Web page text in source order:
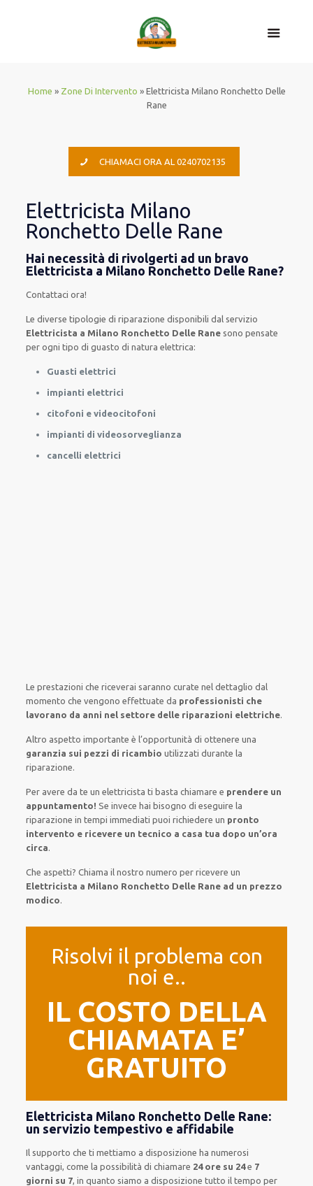
Home » Zone Di Intervento » Elettricista Milano Ronchetto Delle
Rane
CHIAMACI ORA AL 0240702135
Elettricista Milano
Ronchetto Delle Rane
Hai necessità di rivolgerti ad un bravo
Elettricista a Milano Ronchetto Delle Rane?
Contattaci ora!
Lediverse tipologie diriparazione disponibili dal servizio
Elettricista a Milano Ronchetto Delle Rane sonopensate
perogni tipo di guasto di natura elettrica:
Guasti elettrici
impianti elettrici
citofoni e videocitofoni
impianti di videosorveglianza
cancelli elettrici
Le prestazioni che riceverai sarannocurate nel dettaglio dal
momento che vengono effettuate da professionisti che
lavorano da anni nel settore delle riparazioni elettriche.
Altro aspetto importante è l’opportunità diottenere una
garanzia sui pezzi di ricambioutilizzati durante la
riparazione.
Per avereda te un elettricistati basta chiamare e prendere un
appuntamento! Se invece hai bisogno dieseguire la
riparazione in tempiimmediati puoi richiedere un pronto
intervento e ricevere un tecnico a casa tua dopo un’ora
circa.
Che aspetti? Chiama il nostro numero per ricevere un
Elettricista a Milano Ronchetto Delle Rane ad un prezzo
modico.
Risolvi il problema con
noi e..
IL COSTO DELLA
CHIAMATA E’
GRATUITO
Elettricista Milano Ronchetto Delle Rane:
un servizio tempestivo e affidabile
Il supporto che timettiamo a disposizione ha numerosi
vantaggi, come la possibilità di chiamare 24 ore su 24e 7
giorni su 7, in quanto siamo a disposizionetutto il tempo per